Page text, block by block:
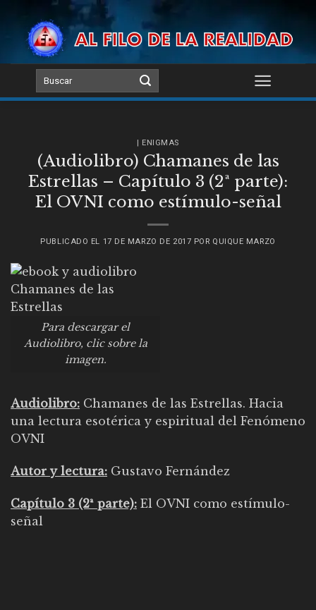
content
| ENIGMAS
(Audiolibro) Chamanes de las
Estrellas – Capítulo 3 (2ª parte):
El OVNI como estímulo-señal
PUBLICADO EL 17 DE MARZO DE 2017 POR QUIQUE MARZO
Para descargar el
Audiolibro, clic sobre la
imagen.
Audiolibro: Chamanes de las Estrellas. Hacia
una lectura esotérica y espiritual del Fenómeno
OVNI
Autor y lectura: Gustavo Fernández
Capítulo 3 (2ª parte): El OVNI como estímulo-
señal